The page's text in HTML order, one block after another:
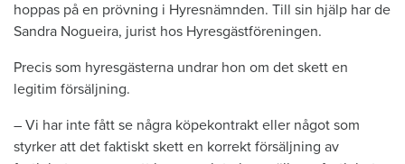
hoppas på en prövning i Hyresnämnden. Till sin hjälp har de
Sandra Nogueira, jurist hos Hyresgästföreningen.
Precis som hyresgästerna undrar hon om det skett en
legitim försäljning.
– Vi har inte fått se några köpekontrakt eller något som
styrker att det faktiskt skett en korrekt försäljning av